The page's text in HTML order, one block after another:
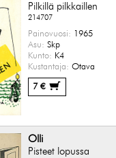
Pilkillä pilkkaillen
214707
Painovuosi: 1965
Asu: Skp
Kunto: K4
Kustantaja: Otava
7 €
Olli
Pisteet lopussa